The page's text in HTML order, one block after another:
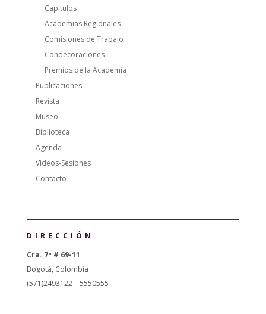
Capítulos
Academias Regionales
Comisiones de Trabajo
Condecoraciones
Premios de la Academia
Publicaciones
Revista
Museo
Biblioteca
Agenda
Videos-Sesiones
Contacto
DIRECCIÓN
Cra. 7ª # 69-11
Bogotá, Colombia
(571)2493122 – 5550555